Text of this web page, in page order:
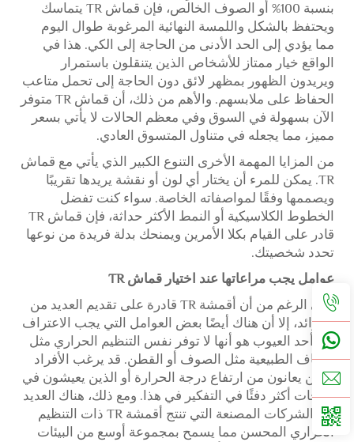
بنسبة 100% أو الصوف الخالص، فإن قماش TR يتماسك
ويحتفظ بالشكل واللمسة النهائية المرغوبة طوال اليوم
مما يؤدي إلى الحد الأدنى من الحاجة إلى الكي. هذا في
الواقع خيار ممتاز للأشخاص الذين يتنقلون باستمرار
ويريدون الظهور بمظهر لائق دون الحاجة إلى تحمل متاعب
الحفاظ على ملابسهم. والأهم من ذلك، أن قماش TR متوفر
الآن بسهولة في السوق وفي معظم الحالات لا يأتي بسعر
مميز، مما يجعله في متناول المتسوق العادي.
من المزايا المهمة الأخرى التنوع الكبير الذي يأتي مع قماش
TR. يمكن للمرء أن يختار أي لون أو نقشة يريدها تقريبًا
ويصممها وفقًا لمواصفاته الخاصة. سواء كنت تفضل
الخطوط الكلاسيكية أو النمط الأكثر حداثة، فإن قماش TR
قادر على القيام بكلا الأمرين ويمنحك بدلة فريدة من نوعها
تحدد شخصيتك.
عوامل يجب مراعاتها عند اختيار قماش TR
على الرغم من أن أقمشة TR قادرة على تقديم العديد من
الفوائد، إلا أن هناك أيضًا بعض العوامل التي يجب الاعتراف
بها. أحد العيوب هو أنها لا توفر نفس التنظيم الحراري مثل
الألياف الطبيعية مثل الصوف أو القطن. قد يرغب الأفراد
الذين يعانون من ارتفاع درجة الحرارة أو الذين يعيشون في
مناخات أكثر دفئًا في التفكير في هذا. ومع ذلك، هناك العديد
من الشركات المصنعة التي تنتج أقمشة TR ذات التنظيم
الحراري المحسن مما يسمح بمجموعة أوسع من البيئات